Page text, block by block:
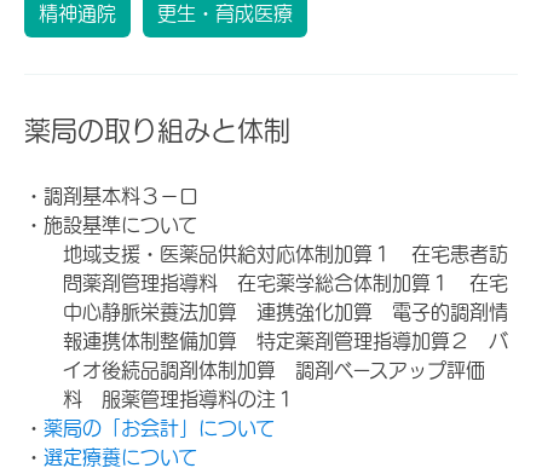
精神通院 更生・育成医療
薬局の取り組みと体制
・調剤基本料３－ロ
・施設基準について
地域支援・医薬品供給対応体制加算１ 在宅患者訪
問薬剤管理指導料 在宅薬学総合体制加算１ 在宅
中心静脈栄養法加算 連携強化加算 電子的調剤情
報連携体制整備加算 特定薬剤管理指導加算２ バ
イオ後続品調剤体制加算 調剤ベースアップ評価
料 服薬管理指導料の注１
・ 薬局の「お会計」について
・ 選定療養について